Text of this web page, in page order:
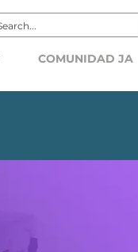
COMUNIDAD JA